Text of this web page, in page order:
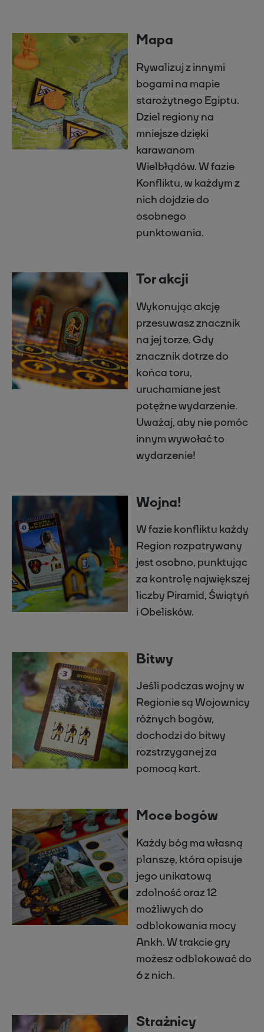
Mapa
Rywalizuj z innymi
bogami na mapie
starożytnego Egiptu.
Dziel regiony na
mniejsze dzięki
karawanom
Wielbłądów. W fazie
Konfliktu, w każdym z
nich dojdzie do
osobnego
punktowania.
Tor akcji
Wykonując akcję
przesuwasz znacznik
na jej torze. Gdy
znacznik dotrze do
końca toru,
uruchamiane jest
potężne wydarzenie.
Uważaj, aby nie pomóc
innym wywołać to
wydarzenie!
Wojna!
W fazie konfliktu każdy
Region rozpatrywany
jest osobno, punktując
za kontrolę największej
liczby Piramid, Świątyń
i Obelisków.
Bitwy
Jeśli podczas wojny w
Regionie są Wojownicy
różnych bogów,
dochodzi do bitwy
rozstrzyganej za
pomocą kart.
Moce bogów
Każdy bóg ma własną
planszę, która opisuje
jego unikatową
zdolność oraz 12
możliwych do
odblokowania mocy
Ankh. W trakcie gry
możesz odblokować do
6 z nich.
Strażnicy